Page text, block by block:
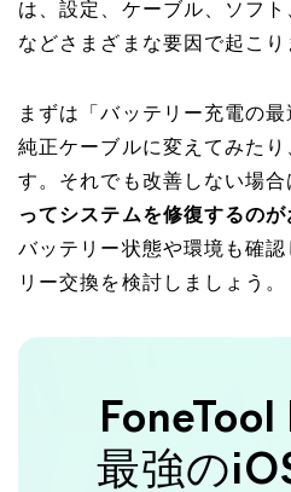
は、設定、ケーブル、ソフ
などさまざまな要因で起こり
まずは「バッテリー充電の
純正ケーブルに変えてみた
す。それでも改善しない場合
ってシステムを修復するの
バッテリー状態や環境も確
リー交換を検討しましょう。
FoneTool
最強の